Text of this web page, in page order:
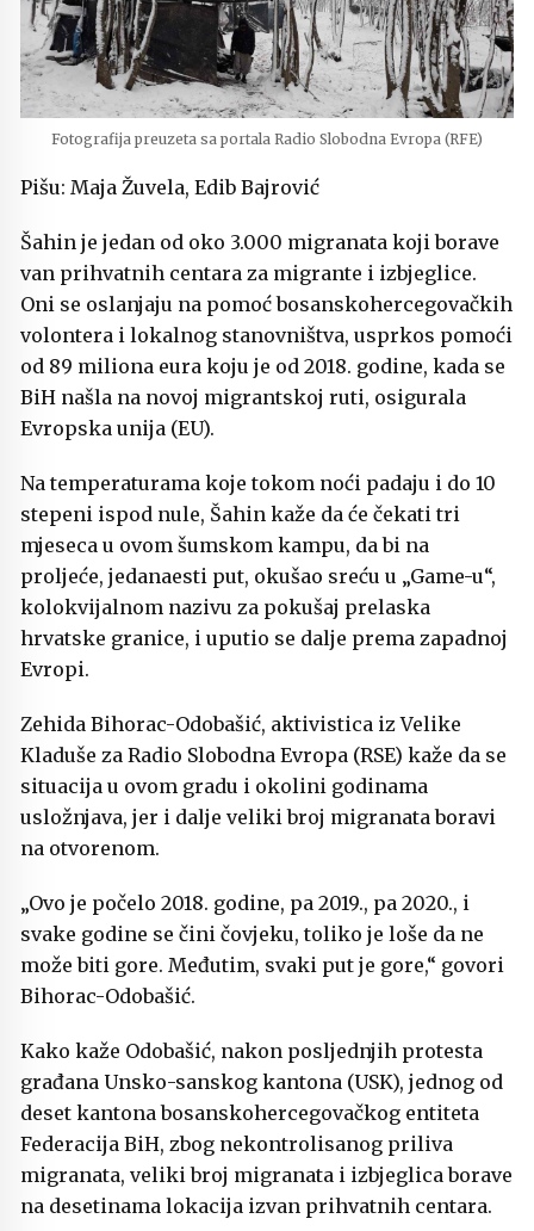
Fotografija preuzeta sa portala Radio Slobodna Evropa (RFE)
Pišu: Maja Žuvela, Edib Bajrović
Šahin je jedan od oko 3.000 migranata koji borave
van prihvatnih centara za migrante i izbjeglice.
Oni se oslanjaju na pomoć bosanskohercegovačkih
volontera i lokalnog stanovništva, usprkos pomoći
od 89 miliona eura koju je od 2018. godine, kada se
BiH našla na novoj migrantskoj ruti, osigurala
Evropska unija (EU).
Na temperaturama koje tokom noći padaju i do 10
stepeni ispod nule, Šahin kaže da će čekati tri
mjeseca u ovom šumskom kampu, da bi na
proljeće, jedanaesti put, okušao sreću u „Game-u“,
kolokvijalnom nazivu za pokušaj prelaska
hrvatske granice, i uputio se dalje prema zapadnoj
Evropi.
Zehida Bihorac-Odobašić, aktivistica iz Velike
Kladuše za Radio Slobodna Evropa (RSE) kaže da se
situacija u ovom gradu i okolini godinama
usložnjava, jer i dalje veliki broj migranata boravi
na otvorenom.
„Ovo je počelo 2018. godine, pa 2019., pa 2020., i
svake godine se čini čovjeku, toliko je loše da ne
može biti gore. Međutim, svaki put je gore,“ govori
Bihorac-Odobašić.
Kako kaže Odobašić, nakon posljednjih protesta
građana Unsko-sanskog kantona (USK), jednog od
deset kantona bosanskohercegovačkog entiteta
Federacija BiH, zbog nekontrolisanog priliva
migranata, veliki broj migranata i izbjeglica borave
na desetinama lokacija izvan prihvatnih centara.